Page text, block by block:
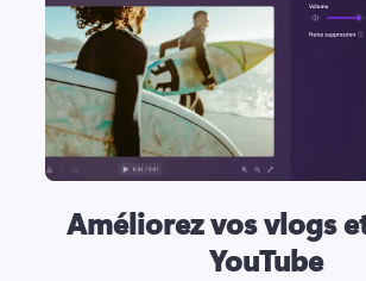
Améliorez vos vlogs
YouTube